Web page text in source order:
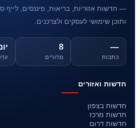
— חדשות אזוריות, בריאות, פיננסים, לייף
ותוכן שימושי לעסקים ולצרכנים.
—
כתבות
8
מדורים
חדשות ואזורים
חדשות בצפון
חדשות מרכז
חדשות דרום